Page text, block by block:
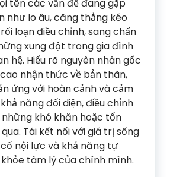
tên các vấn đề đang gặp
như lo âu, căng thẳng kéo
loạn điều chỉnh, sang chấn
xung đột trong gia đình
hệ. Hiểu rõ nguyên nhân gốc
nhận thức về bản thân,
ứng với hoàn cảnh và cảm
năng đối diện, điều chỉnh
khó khăn hoặc tổn
Tái kết nối với giá trị sống
nội lực và khả năng tự
tâm lý của chính mình.